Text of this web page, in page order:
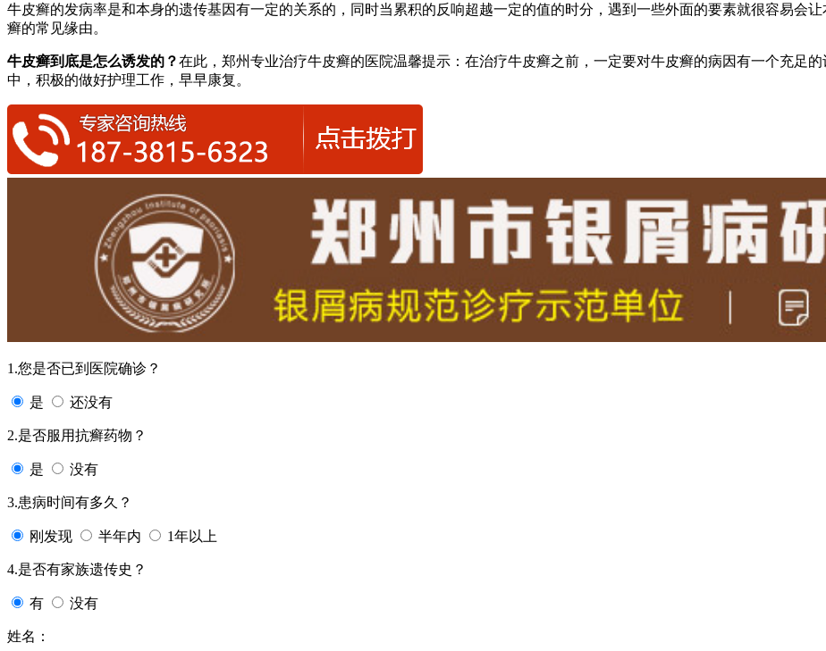
牛皮癣的发病率是和本身的遗传基因有一定的关系的，同时当累积的反响超越一定的值的时分，遇到一些外面的要素就很容易会
癣的常见缘由。
牛皮癣到底是怎么诱发的？在此，郑州专业治疗牛皮癣的医院温馨提示：在治疗牛皮癣之前，一定要对牛皮癣的病因有一个充足
中，积极的做好护理工作，早早康复。
1.您是否已到医院确诊？
是 还没有
2.是否服用抗癣药物？
是 没有
3.患病时间有多久？
刚发现 半年内 1年以上
4.是否有家族遗传史？
有 没有
姓名：